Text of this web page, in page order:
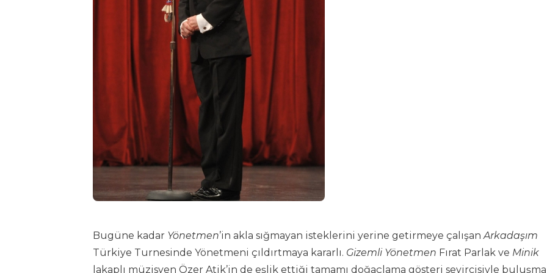
Bugüne kadar Yönetmen’in akla sığmayan isteklerini yerine getirmeye çalışanArkadaşım
Türkiye Turnesinde Yönetmeni çıldırtmaya kararlı. Gizemli Yönetmen Fırat Parlak ve Minik
lakaplı müzisyen Özer Atik’in de eşlik ettiği tamamı doğaçlama gösteri seyircisiyle